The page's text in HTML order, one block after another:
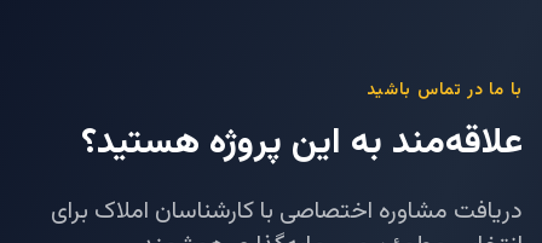
با ما در تماس باشید
علاقه‌مند به این پروژه هستید؟
دریافت مشاوره اختصاصی با کارشناسان املاک برای